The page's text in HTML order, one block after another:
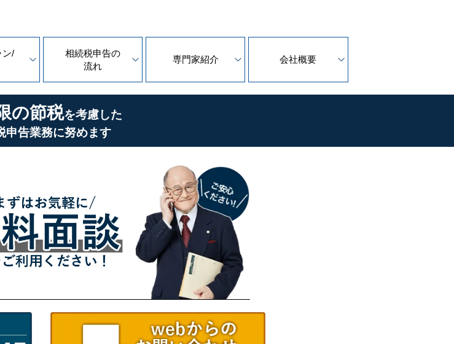
ン/
相続税申告の
流れ
専門家紹介 会社概要
の節税を考慮した
申告業務に努めます